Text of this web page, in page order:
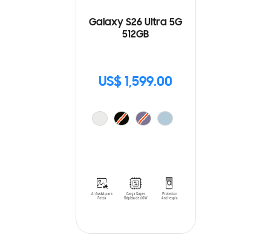
Galaxy S26 Ultra 5G
512GB
US$ 1,599.00